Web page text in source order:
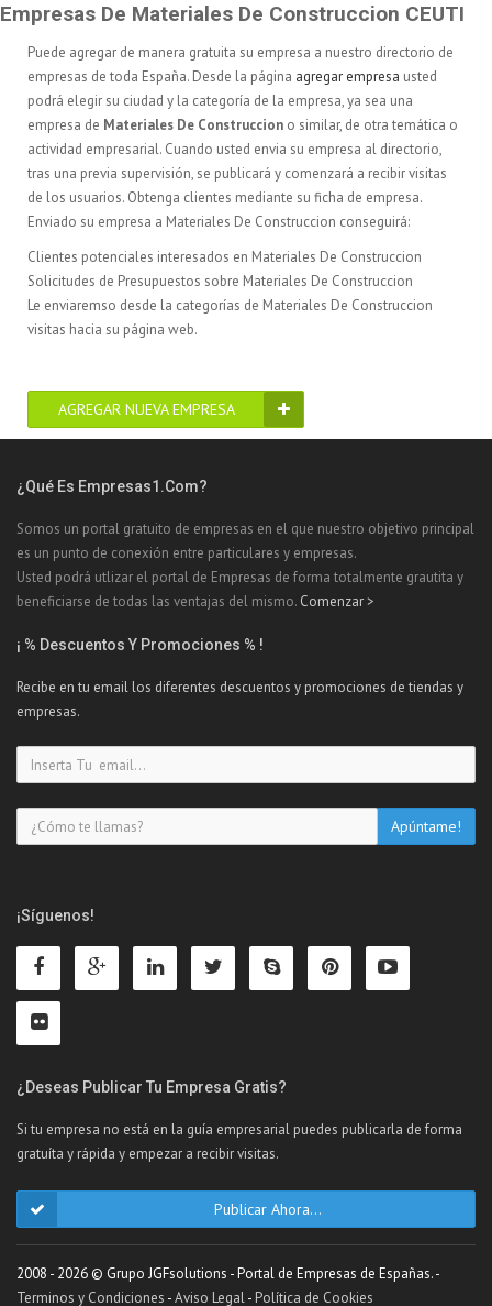
Empresas De Materiales De Construccion CEUTI
Puede agregar de manera gratuita su empresa a nuestro directorio de
empresas de toda España. Desde la página agregar empresa usted
podrá elegir su ciudad y la categoría de la empresa, ya sea una
empresa de Materiales De Construccion o similar, de otra temática o
actividad empresarial. Cuando usted envia su empresa al directorio,
tras una previa supervisión, se publicará y comenzará a recibir visitas
de los usuarios. Obtenga clientes mediante su ficha de empresa.
Enviado su empresa a Materiales De Construccion conseguirá:
Clientes potenciales interesados en Materiales De Construccion
Solicitudes de Presupuestos sobre Materiales De Construccion
Le enviaremso desde la categorías de Materiales De Construccion
visitas hacia su página web.
AGREGAR NUEVA EMPRESA
¿Qué Es Empresas1.com?
Somos un portal gratuito de empresas en el que nuestro objetivo principal
es un punto de conexión entre particulares y empresas.
Usted podrá utlizar el portal de Empresas de forma totalmente grautita y
beneficiarse de todas las ventajas del mismo. Comenzar >
¡ % Descuentos Y Promociones % !
Recibe en tu email los diferentes descuentos y promociones de tiendas y
empresas.
¡Síguenos!
¿Deseas Publicar Tu Empresa Gratis?
Si tu empresa no está en la guía empresarial puedes publicarla de forma
gratuíta y rápida y empezar a recibir visitas.
Publicar Ahora...
2008 - 2026 © Grupo JGFsolutions - Portal de Empresas de Españas. -
Terminos y Condiciones -Aviso Legal- Política de Cookies